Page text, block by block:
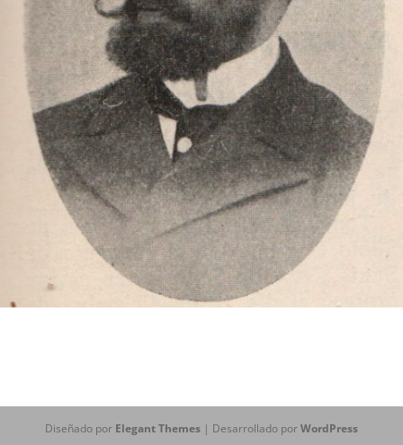
Diseñado por Elegant Themes| Desarrollado porWordPress